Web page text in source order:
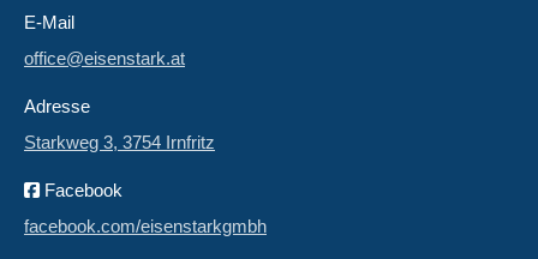
E-Mail
office@eisenstark.at
Adresse
Starkweg 3, 3754 Irnfritz
Facebook
facebook.com/eisenstarkgmbh